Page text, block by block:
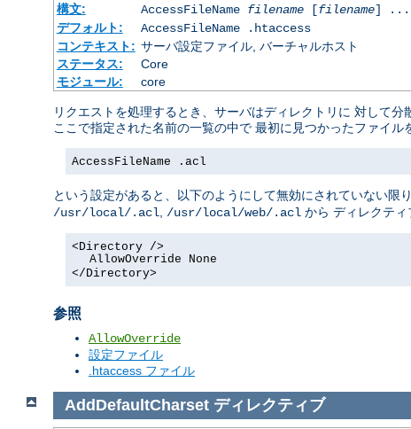
構文:
AccessFileName filename[filename] ...
デフォルト:
AccessFileName .htaccess
コンテキスト: サーバ設定ファイル, バーチャルホスト
ステータス:
Core
モジュール:
core
リクエストを処理するとき、サーバはディレクトリに 対して分
ここで指定された名前の一覧の中で 最初に見つかったファイ
AccessFileName .acl
という設定があると、以下のようにして無効にされていない限
/usr/local/.acl, /usr/local/web/.acl から ディレクティ
<Directory />
AllowOverride None
</Directory>
参照
AllowOverride
設定ファイル
.htaccess ファイル
AddDefaultCharset ディレクティブ